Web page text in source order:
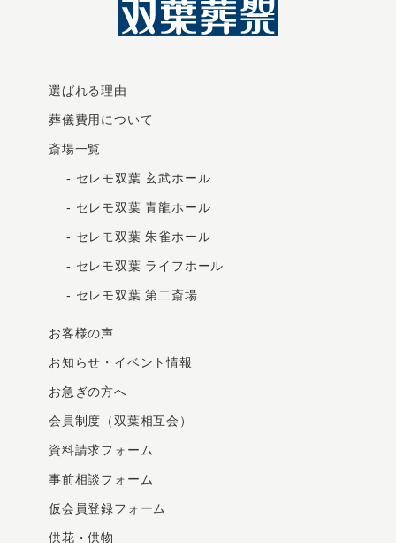
選ばれる理由
葬儀費用について
斎場一覧
- セレモ双葉 玄武ホール
- セレモ双葉 青龍ホール
- セレモ双葉 朱雀ホール
- セレモ双葉 ライフホール
- セレモ双葉 第二斎場
お客様の声
お知らせ・イベント情報
お急ぎの⽅へ
会員制度（双葉相互会）
資料請求フォーム
事前相談フォーム
仮会員登録フォーム
供花・供物